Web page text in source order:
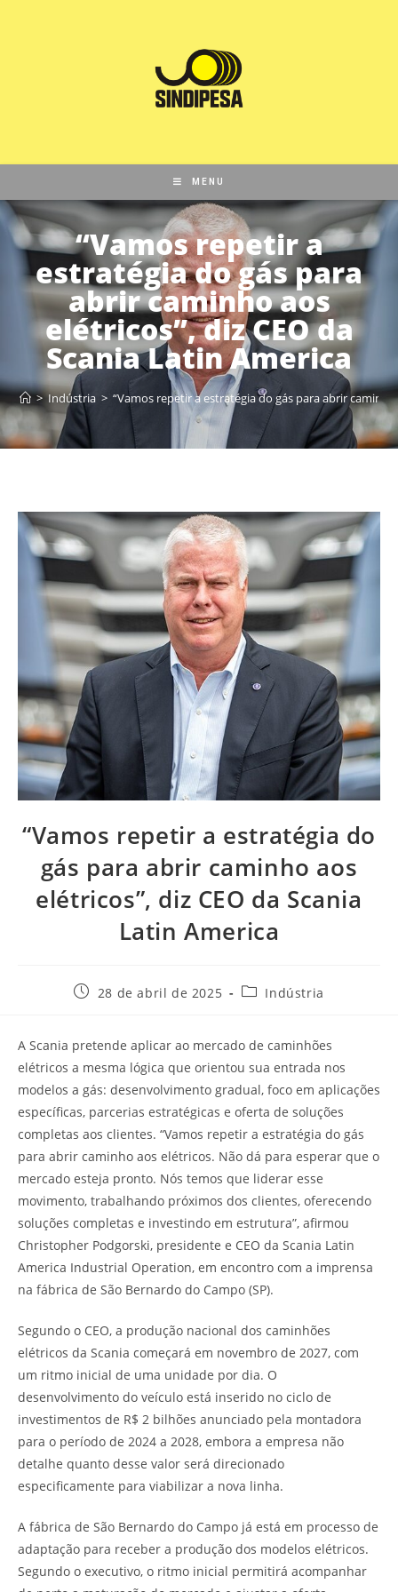
MENU
“Vamos repetir a
estratégia do gás para
abrir caminho aos
elétricos”, diz CEO da
Scania Latin America
> Indústria > “Vamos repetir a estratégia do gás para abrir
“Vamos repetir a estratégia do
gás para abrir caminho aos
elétricos”, diz CEO da Scania
Latin America
28 de abril de 2025 Indústria
A Scania pretende aplicar ao mercado de caminhões
elétricos a mesma lógica que orientou sua entrada nos
modelos a gás: desenvolvimento gradual, foco em aplicações
específicas, parcerias estratégicas e oferta de soluções
completas aos clientes. “Vamos repetir a estratégia do gás
para abrir caminho aos elétricos. Não dá para esperar que o
mercado esteja pronto. Nós temos que liderar esse
movimento, trabalhando próximos dos clientes, oferecendo
soluções completas e investindo em estrutura”, afirmou
Christopher Podgorski, presidente e CEO da Scania Latin
America Industrial Operation, em encontro com a imprensa
na fábrica de São Bernardo do Campo (SP).
Segundo o CEO, a produção nacional dos caminhões
elétricos da Scania começará em novembro de 2027, com
um ritmo inicial de uma unidade por dia. O
desenvolvimento do veículo está inserido no ciclo de
investimentos de R$ 2 bilhões anunciado pela montadora
para o período de 2024 a 2028, embora a empresa não
detalhe quanto desse valor será direcionado
especificamente para viabilizar a nova linha.
A fábrica de São Bernardo do Campo já está em processo de
adaptação para receber a produção dos modelos elétricos.
Segundo o executivo, o ritmo inicial permitirá acompanhar